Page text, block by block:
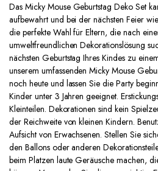
Das Micky Mouse Geburtstag Deko Set
aufbewahrt und bei der nächsten Feier
die perfekte Wahl für Eltern, die nach
umweltfreundlichen Dekorationslösung
nächsten Geburtstag Ihres Kindes zu
unserem umfassenden Micky Mouse
noch heute und lassen Sie die Party
Kinder unter 3 Jahren geeignet.
Kleinteilen. Dekorationen sind kein
der Reichweite von kleinen Kindern.
Aufsicht von Erwachsenen. Stellen Sie
den Ballons oder anderen
beim Platzen laute Geräusche machen,